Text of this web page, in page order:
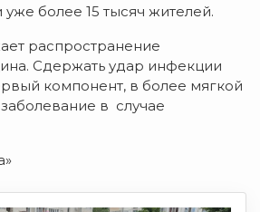
более 15 тысяч жителей.
распространение
Сдержать удар инфекции
компонент, в более мягкой
в случае